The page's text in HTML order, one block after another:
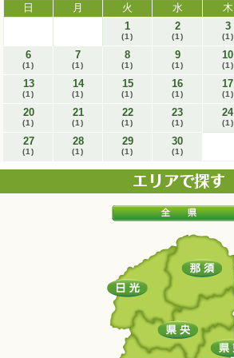
日 月 火 水 木
1
(1)
2
(1)
3
(1)
6
(1)
7
(1)
8
(1)
9
(1)
10
(1)
13
(1)
14
(1)
15
(1)
16
(1)
17
(1)
20
(1)
21
(1)
22
(1)
23
(1)
24
(1)
27
(1)
28
(1)
29
(1)
30
(1)